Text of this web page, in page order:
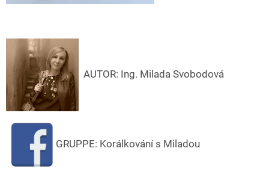
AUTOR: Ing. Milada Svobodová
GRUPPE: Korálkování s Miladou